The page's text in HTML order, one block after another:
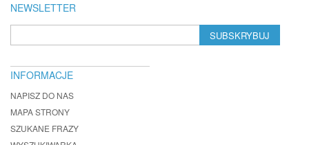
NEWSLETTER
SUBSKRYBUJ
INFORMACJE
NAPISZ DO NAS
MAPA STRONY
SZUKANE FRAZY